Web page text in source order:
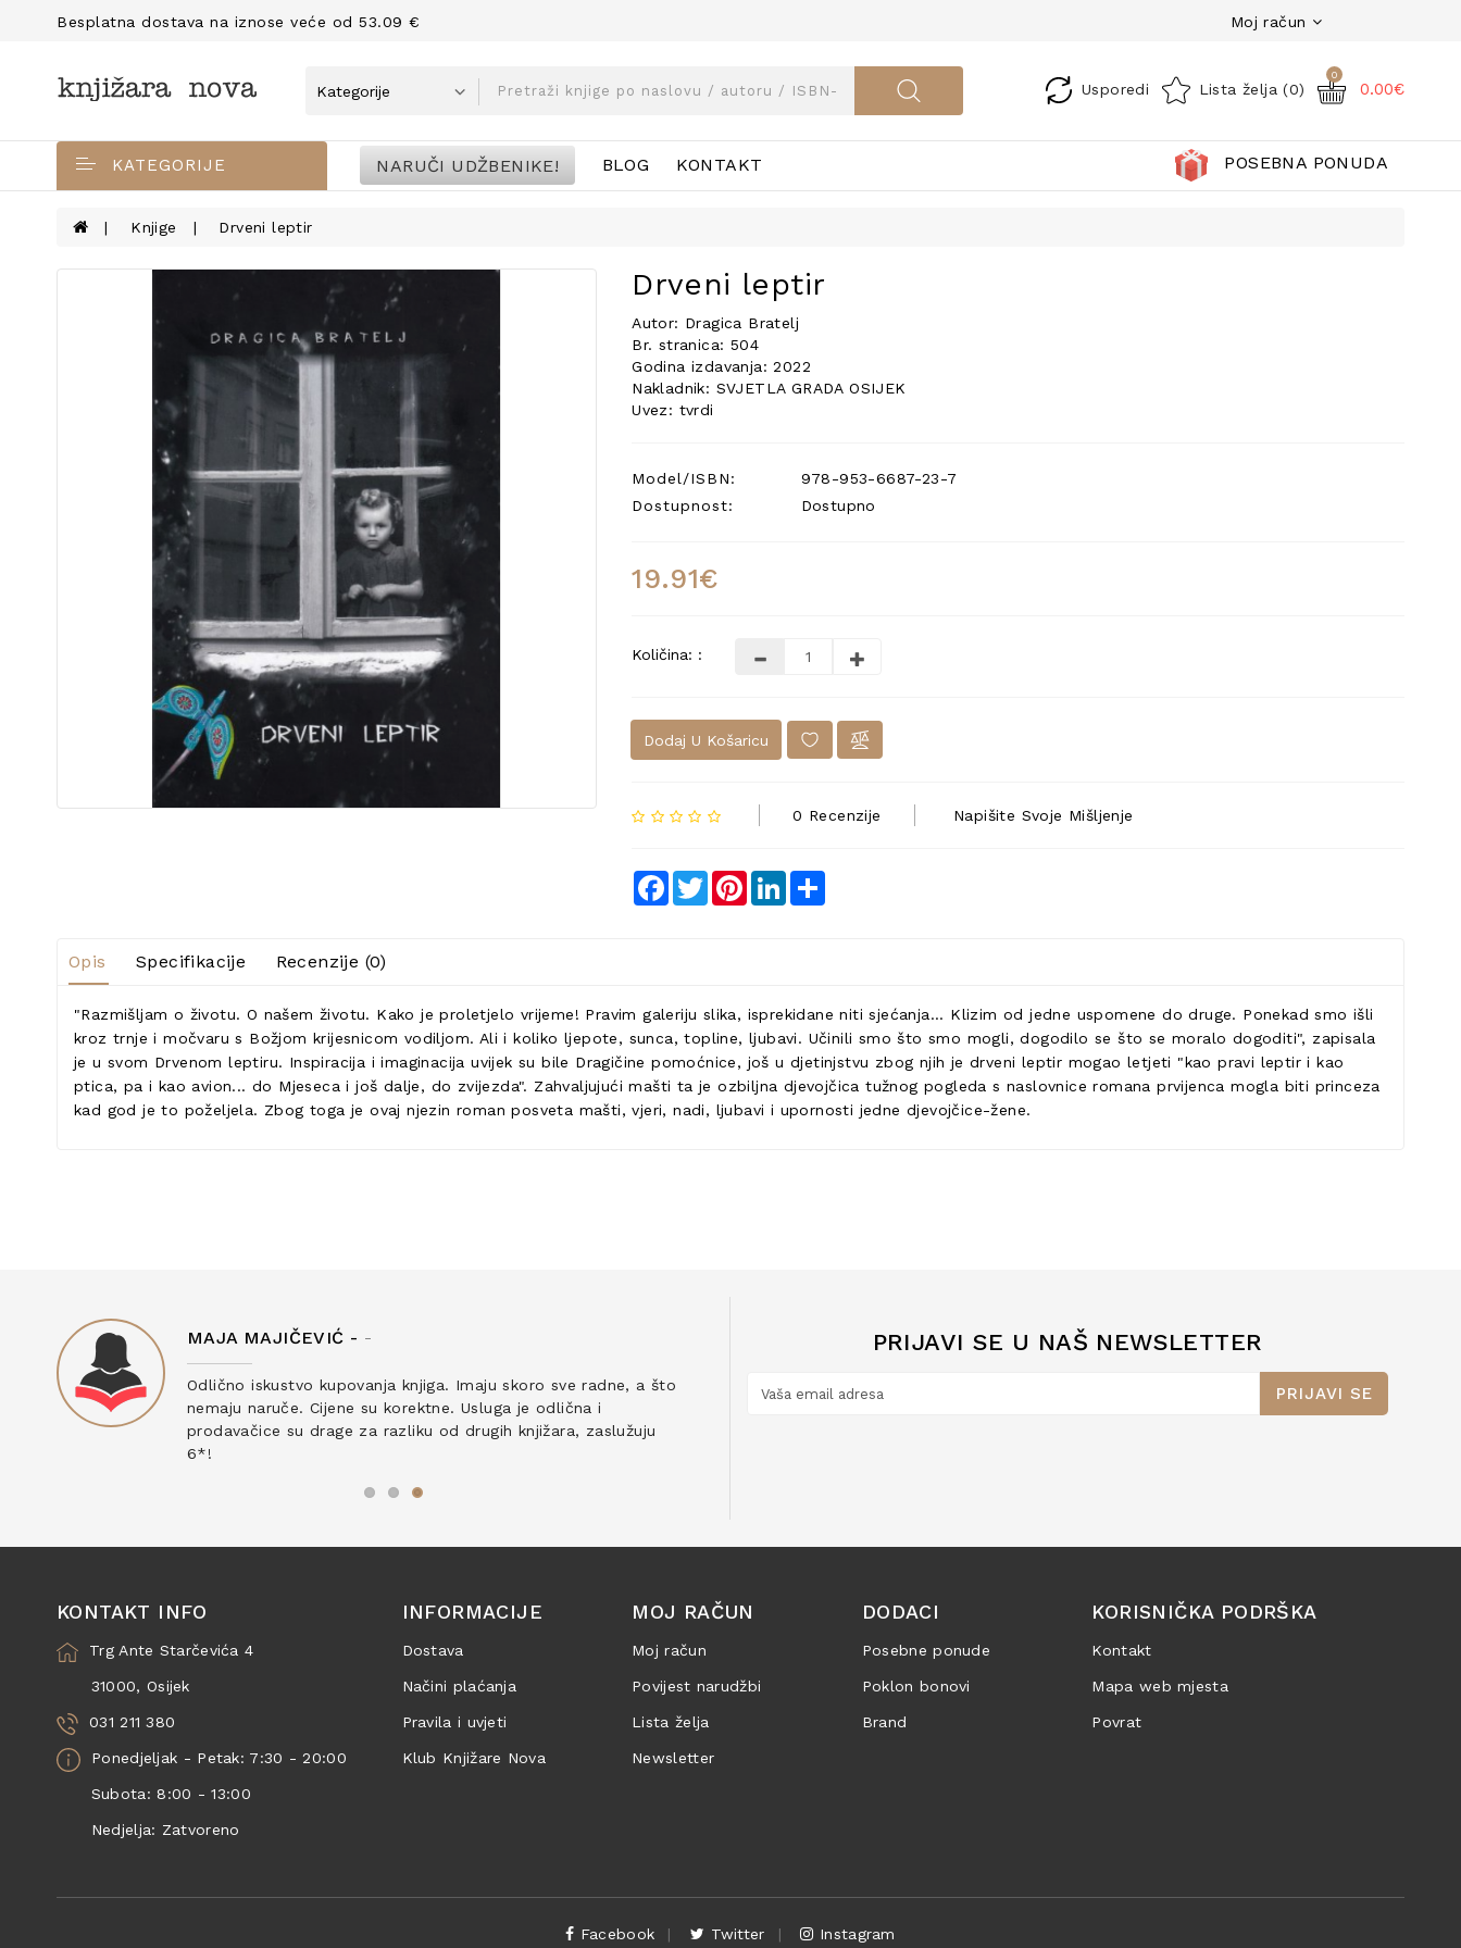
Besplatna dostava na iznose veće od 53.09 € Moj račun
Usporedi Lista želja (0)
0
0.00€
KATEGORIJE NARUČI UDŽBENIKE! BLOG KONTAKT POSEBNA PONUDA
Knjige Drveni leptir
Drveni leptir
Autor: Dragica Bratelj
Br. stranica: 504
Godina izdavanja: 2022
Nakladnik: SVJETLA GRADA OSIJEK
Uvez: tvrdi
Model/ISBN:
978-953-6687-23-7
Dostupnost:
Dostupno
19.91€
Količina: :
Dodaj U Košaricu
0 Recenzije Napišite Svoje Mišljenje
Facebook
TwitterPinterestLinkedIn
Opis Specifikacije Recenzije (0)
"Razmišljam o životu. O našem životu. Kako je proletjelo vrijeme! Pravim galeriju slika, isprekidane niti sjećanja... Klizim od jedne uspomene do druge. Ponekad smo išli
kroz trnje i močvaru s Božjom krijesnicom vodiljom. Ali i koliko ljepote, sunca, topline, ljubavi. Učinili smo što smo mogli, dogodilo se što se moralo dogoditi", zapisala
je u svom Drvenom leptiru. Inspiracija i imaginacija uvijek su bile Dragičine pomoćnice, još u djetinjstvu zbog njih je drveni leptir mogao letjeti "kao pravi leptir i kao
ptica, pa i kao avion... do Mjeseca i još dalje, do zvijezda". Zahvaljujući mašti ta je ozbiljna djevojčica tužnog pogleda s naslovnice romana prvijenca mogla biti princeza
kad god je to poželjela. Zbog toga je ovaj njezin roman posveta mašti, vjeri, nadi, ljubavi i upornosti jedne djevojčice-žene.
MAJA MAJIČEVIĆ - -
Odlično iskustvo kupovanja knjiga. Imaju skoro sve radne, a što
nemaju naruče. Cijene su korektne. Usluga je odlična i
prodavačice su drage za razliku od drugih knjižara, zaslužuju
6*!
PRIJAVI SE U NAŠ NEWSLETTER
PRIJAVI SE
KONTAKT INFO
Trg Ante Starčevića 4
31000, Osijek
031 211 380
Ponedjeljak - Petak: 7:30 - 20:00
Subota: 8:00 - 13:00
Nedjelja: Zatvoreno
INFORMACIJE
Dostava
Načini plaćanja
Pravila i uvjeti
Klub Knjižare Nova
MOJ RAČUN
Moj račun
Povijest narudžbi
Lista želja
Newsletter
DODACI
Posebne ponude
Poklon bonovi
Brand
KORISNIČKA PODRŠKA
Kontakt
Mapa web mjesta
Povrat
Facebook Twitter Instagram